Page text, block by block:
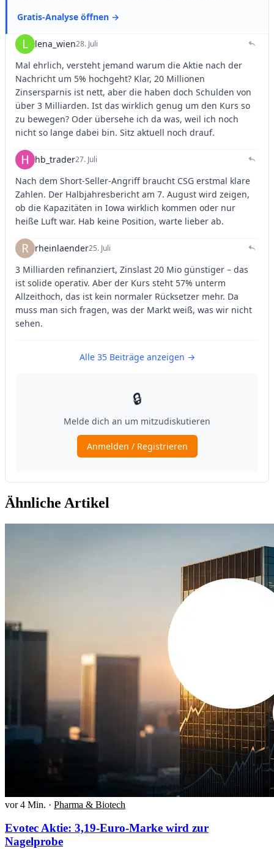
Ähnliche Artikel
vor 4 Min. · Pharma & Biotech
Evotec Aktie: 3,19-Euro-Marke wird zur
Nagelprobe